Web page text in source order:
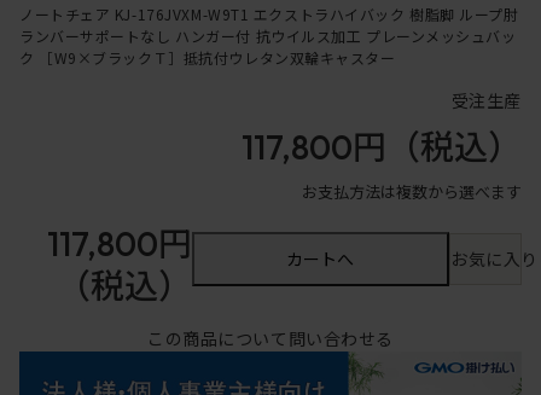
ノートチェア KJ-176JVXM-W9T1 エクストラハイバック 樹脂脚 ループ肘
ランバーサポートなし ハンガー付 抗ウイルス加工 プレーンメッシュバッ
ク ［W9×ブラックＴ］抵抗付ウレタン双輪キャスター
受注生産
117,800円 （税込）
お支払方法は複数から選べます
117,800円
（税込）
カートへ お気に入
この商品について問い合わせる